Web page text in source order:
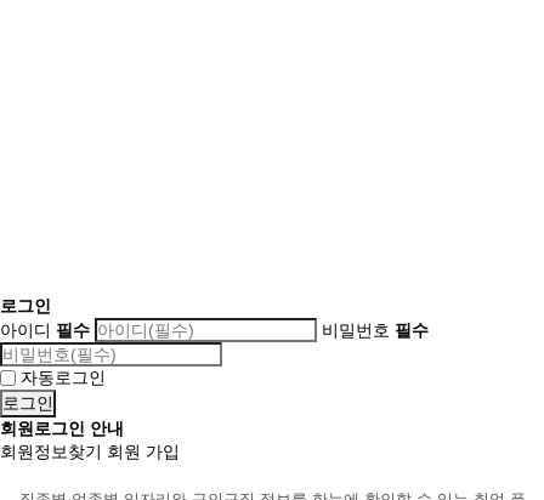
로그인
아이디 필수 비밀번호 필수
자동로그인
회원로그인 안내
회원정보찾기 회원 가입